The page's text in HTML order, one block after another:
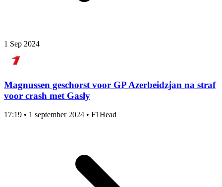
1 Sep 2024
Magnussen geschorst voor GP Azerbeidzjan na straf
voor crash met Gasly
17:19 • 1 september 2024 • F1Head